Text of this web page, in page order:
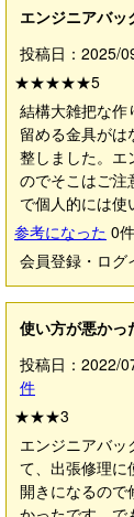
エンジニアバッ
投稿日：2025/
★★★★★5
結構大雑把な作
留める金具が
整しました。エ
のでそこはご注
で個人的には使
参考になった 0件
会員登録・ログ
使い方が悪かっ
投稿日：2022/
件
★★★3
エンジニアバ
て、出張修理に
開きになるので